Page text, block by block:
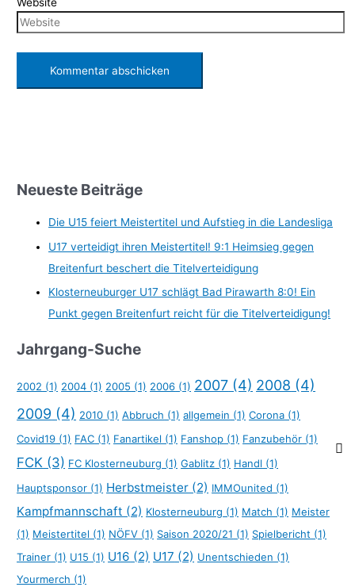
Website
Neueste Beiträge
Die U15 feiert Meistertitel und Aufstieg in die Landesliga
U17 verteidigt ihren Meistertitel! 9:1 Heimsieg gegen
Breitenfurt beschert die Titelverteidigung
Klosterneuburger U17 schlägt Bad Pirawarth 8:0! Ein
Punkt gegen Breitenfurt reicht für die Titelverteidigung!
Jahrgang-Suche
2002 (1) 2004 (1) 2005 (1) 2006 (1) 2007 (4) 2008 (4)
2009 (4) 2010 (1) Abbruch (1) allgemein (1) Corona (1)
Covid19 (1) FAC (1) Fanartikel (1) Fanshop (1) Fanzubehör (1)
FCK (3) FC Klosterneuburg (1) Gablitz (1) Handl (1)
Hauptsponsor (1) Herbstmeister (2) IMMOunited (1)
Kampfmannschaft (2) Klosterneuburg (1) Match (1) Meister
(1) Meistertitel (1) NÖFV (1) Saison 2020/21 (1) Spielbericht (1)
Trainer (1) U15 (1) U16 (2) U17 (2) Unentschieden (1)
Yourmerch (1)